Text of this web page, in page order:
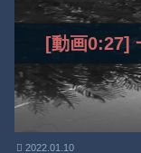
[動画0:27]
2022.01.10